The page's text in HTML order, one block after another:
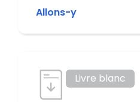
Allons-y
Livre blanc